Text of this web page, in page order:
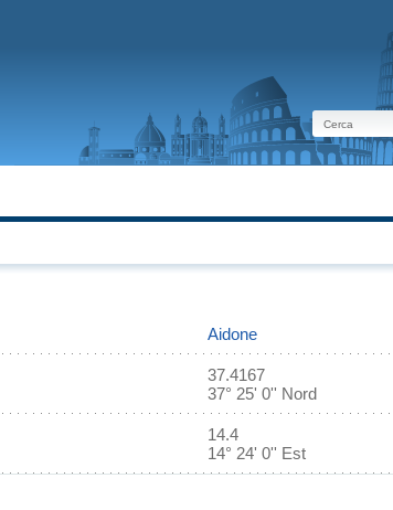
Aidone
37.4167
37° 25' 0'' Nord
14.4
14° 24' 0'' Est